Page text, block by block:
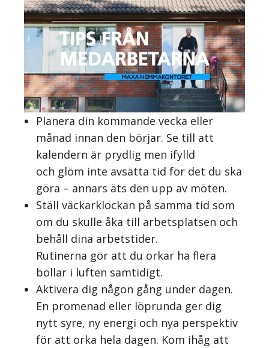
Planera din kommande vecka eller
månad innan den börjar. Se till att
kalendern är prydlig men ifylld
och glöm inte avsätta tid för det du ska
göra – annars äts den upp av möten.
Ställ väckarklockan på samma tid som
om du skulle åka till arbetsplatsen och
behåll dina arbetstider.
Rutinerna gör att du orkar ha flera
bollar i luften samtidigt.
Aktivera dig någon gång under dagen.
En promenad eller löprunda ger dig
nytt syre, ny energi och nya perspektiv
för att orka hela dagen. Kom ihåg att